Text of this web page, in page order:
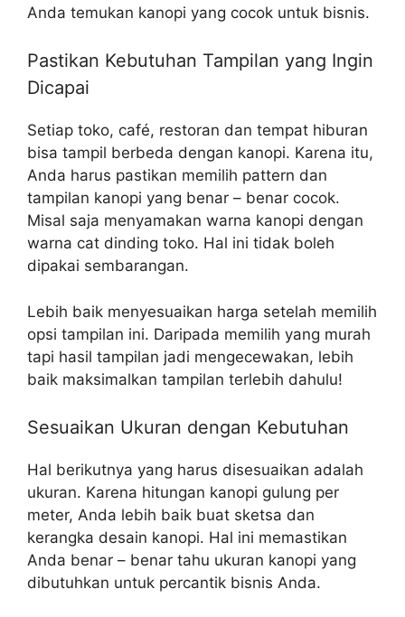
Anda temukan kanopi yang cocok untuk bisnis.
Pastikan Kebutuhan Tampilan yang Ingin
Dicapai
Setiap toko, café, restoran dan tempat hiburan
bisa tampil berbeda dengan kanopi. Karena itu,
Anda harus pastikan memilih pattern dan
tampilan kanopi yang benar – benar cocok.
Misal saja menyamakan warna kanopi dengan
warna cat dinding toko. Hal ini tidak boleh
dipakai sembarangan.
Lebih baik menyesuaikan harga setelah memilih
opsi tampilan ini. Daripada memilih yang murah
tapi hasil tampilan jadi mengecewakan, lebih
baik maksimalkan tampilan terlebih dahulu!
Sesuaikan Ukuran dengan Kebutuhan
Hal berikutnya yang harus disesuaikan adalah
ukuran. Karena hitungan kanopi gulung per
meter, Anda lebih baik buat sketsa dan
kerangka desain kanopi. Hal ini memastikan
Anda benar – benar tahu ukuran kanopi yang
dibutuhkan untuk percantik bisnis Anda.